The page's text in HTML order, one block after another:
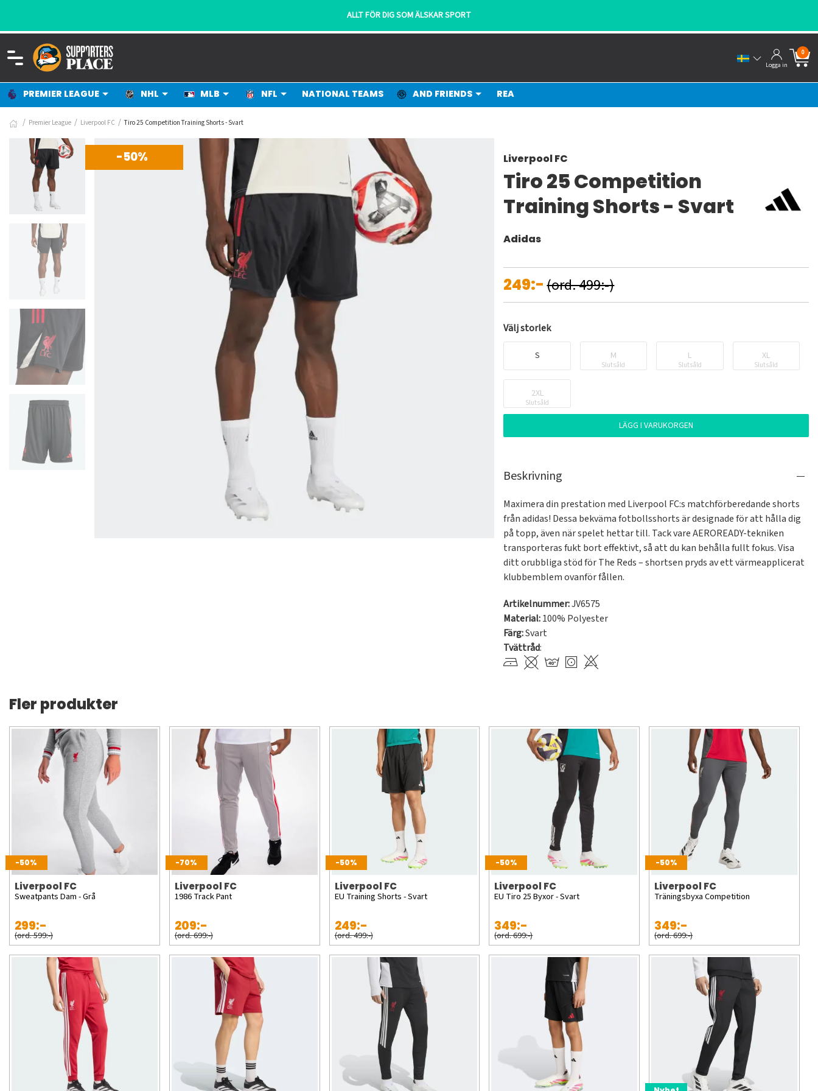
ALLT FÖR DIG SOM ÄLSKAR SPORT
Logga in
0
PREMIER LEAGUE NHL MLB NFL NATIONAL TEAMS AND FRIENDS REA
Premier League Liverpool FC Tiro 25 Competition Training Shorts - Svart
-50% Liverpool FC
Tiro 25 Competition
Training Shorts - Svart
Adidas
249:-(ord. 499:-)
Välj storlek
S M
Slutsåld
L
Slutsåld
XL
Slutsåld
2XL
Slutsåld
LÄGG I VARUKORGEN
Beskrivning
Maximera din prestation med Liverpool FC:s matchförberedande shorts
från adidas! Dessa bekväma fotbollsshorts är designade för att hålla dig
på topp, även när spelet hettar till. Tack vare AEROREADY-tekniken
transporteras fukt bort effektivt, så att du kan behålla fullt fokus. Visa
ditt orubbliga stöd för The Reds – shortsen pryds av ett värmeapplicerat
klubbemblem ovanför fållen.
Artikelnummer:JV6575
Material:100% Polyester
Färg:Svart
Tvättråd:
Fler produkter
-50%
Liverpool FC
Sweatpants Dam - Grå
299:-
(ord. 599:-)
-70%
Liverpool FC
1986 Track Pant
209:-
(ord. 699:-)
-50%
Liverpool FC
EU Training Shorts - Svart
249:-
(ord. 499:-)
-50%
Liverpool FC
EU Tiro 25 Byxor - Svart
349:-
(ord. 699:-)
-50%
Liverpool FC
Träningsbyxa Competition
349:-
(ord. 699:-)